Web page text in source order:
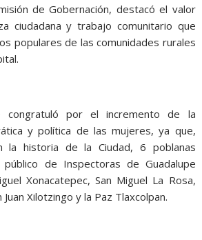
de Gobernación, destacó el valor
ciudadana y trabajo comunitario que
populares de las comunidades rurales
congratuló por el incremento de la
y política de las mujeres, ya que,
historia de la Ciudad, 6 poblanas
de Inspectoras de Guadalupe
Xonacatepec, San Miguel La Rosa,
Juan Xilotzingo y la Paz Tlaxcolpan.